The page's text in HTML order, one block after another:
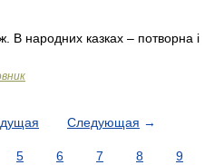
В народних казках – потворна і
Следующая →
5 6 7 8
9